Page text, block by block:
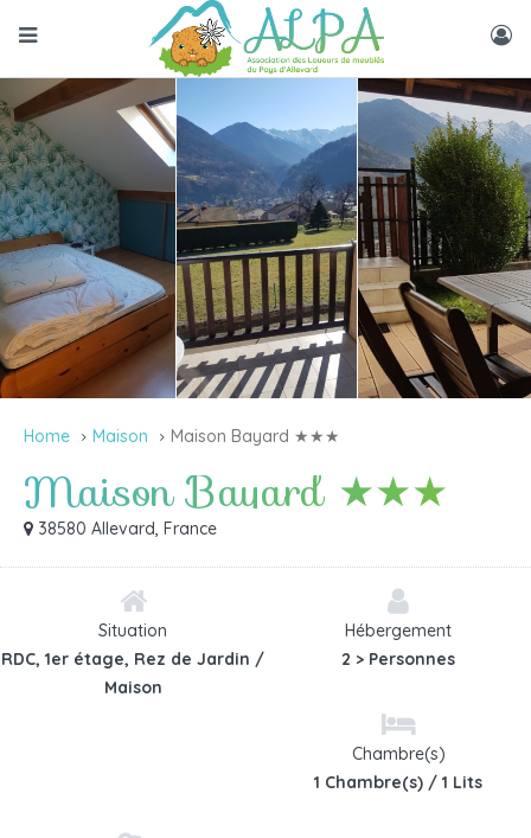
Home Maison Maison Bayard ★★★
Maison Bayard ★★★
38580 Allevard, France
Situation
RDC, 1er étage, Rez de Jardin /
Maison
Hébergement
2 > Personnes
Chambre(s)
1 Chambre(s) / 1 Lits